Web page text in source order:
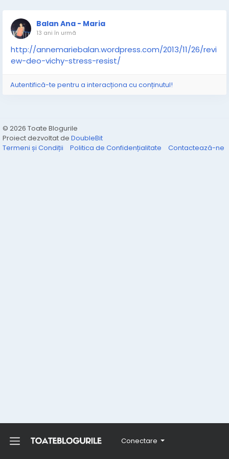
Conectare
Balan Ana - Maria
13 ani în urmă
http://annemariebalan.wordpress.com/2013/11/26/revi
ew-deo-vichy-stress-resist/
Autentifică-te pentru a interacționa cu conținutul!
© 2026 Toate Blogurile
Proiect dezvoltat de DoubleBit
Termeni și Condiții
Politica de Confidențialitate Contactează-ne